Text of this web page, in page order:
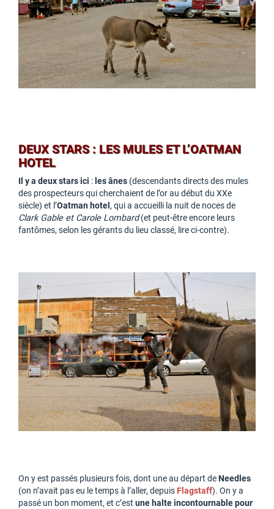
DEUX STARS : LES MULES ET L’OATMAN
HOTEL
Il y a deux stars ici : les ânes (descendants directs des mules
des prospecteurs qui cherchaient de l’or au début du XXe
siècle) et l’Oatman hotel , qui a accueilli la nuit de noces de
Clark Gable et Carole Lombard(et peut-être encore leurs
fantômes, selon les gérants du lieu classé, lire ci-contre).
On y est passés plusieurs fois, dont une au départ deNeedles
(on n’avait pas eu le temps à l’aller, depuis Flagstaff). On y a
passé un bon moment, et c’est une halte incontournable pour